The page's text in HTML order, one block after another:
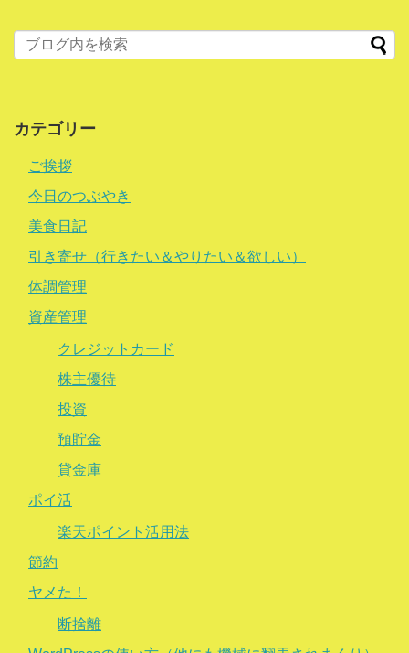
カテゴリー
ご挨拶
今日のつぶやき
美食日記
引き寄せ（行きたい＆やりたい＆欲しい）
体調管理
資産管理
クレジットカード
株主優待
投資
預貯金
貸金庫
ポイ活
楽天ポイント活用法
節約
ヤメた！
断捨離